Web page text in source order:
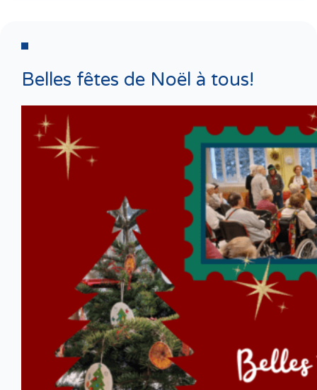
Belles fêtes de Noël à tous!